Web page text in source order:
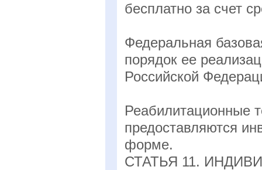
бесплатно за счет
Федеральная
порядок ее
Российской
Реабилитационные
предоставляются
форме.
СТАТЬЯ 11.